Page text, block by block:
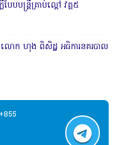
បបន្ត្រីគ្រាប់ល្ពៅ វគ្គ៥
ដឹងលោក ហុង ពិសិដ្ឋ អធិការនគរបាល